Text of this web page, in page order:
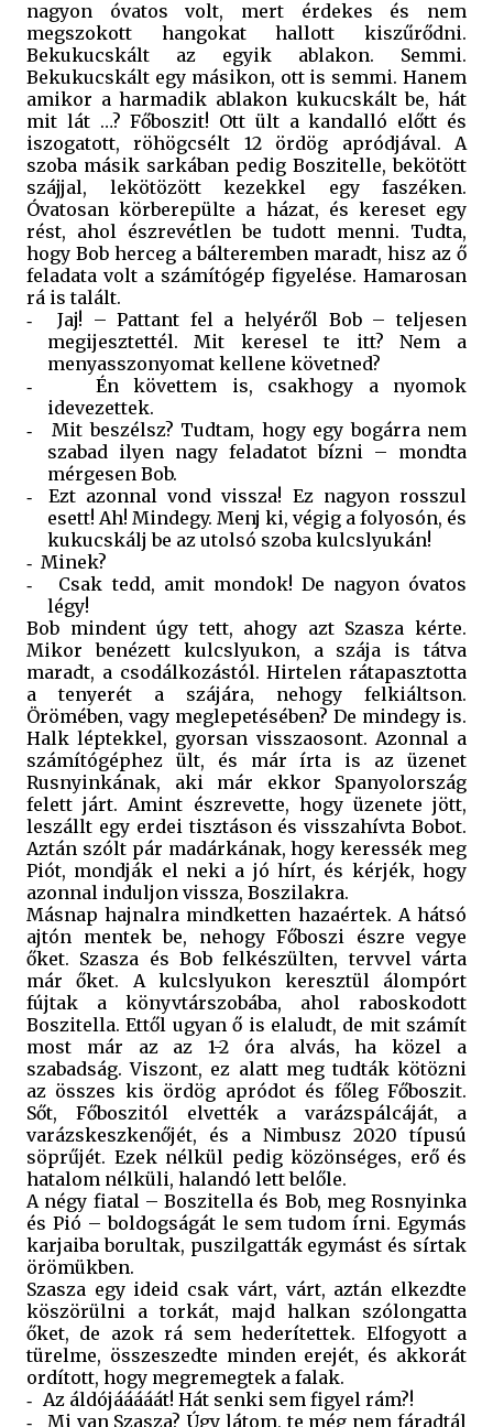
nagyon óvatos volt, mert érdekes és nem
megszokott hangokat hallott kiszűrődni.
Bekukucskált az egyik ablakon. Semmi.
Bekukucskált egy másikon, ott is semmi. Hanem
amikor a harmadik ablakon kukucskált be, hát
mit lát …? Főboszit! Ott ült a kandalló előtt és
iszogatott, röhögcsélt 12 ördög apródjával. A
szoba másik sarkában pedig Boszitelle, bekötött
szájjal, lekötözött kezekkel egy faszéken.
Óvatosan körberepülte a házat, és kereset egy
rést, ahol észrevétlen be tudott menni. Tudta,
hogy Bob herceg a bálteremben maradt, hisz az ő
feladata volt a számítógép figyelése. Hamarosan
rá is talált.
-
Jaj! – Pattant fel a helyéről Bob – teljesen
megijesztettél. Mit keresel te itt? Nem a
menyasszonyomat kellene követned?
-
Én követtem is, csakhogy a nyomok
idevezettek.
-
Mit beszélsz? Tudtam, hogy egy bogárra nem
szabad ilyen nagy feladatot bízni – mondta
mérgesen Bob.
-
Ezt azonnal vond vissza! Ez nagyon rosszul
esett! Ah! Mindegy. Menj ki, végig a folyosón, és
kukucskálj be az utolsó szoba kulcslyukán!
- Minek?
-
Csak tedd, amit mondok! De nagyon óvatos
légy!
Bob mindent úgy tett, ahogy azt Szasza kérte.
Mikor benézett kulcslyukon, a szája is tátva
maradt, a csodálkozástól. Hirtelen rátapasztotta
a tenyerét a szájára, nehogy felkiáltson.
Örömében, vagy meglepetésében? De mindegy is.
Halk léptekkel, gyorsan visszaosont. Azonnal a
számítógéphez ült, és már írta is az üzenet
Rusnyinkának, aki már ekkor Spanyolország
felett járt. Amint észrevette, hogy üzenete jött,
leszállt egy erdei tisztáson és visszahívta Bobot.
Aztán szólt pár madárkának, hogy keressék meg
Piót, mondják el neki a jó hírt, és kérjék, hogy
azonnal induljon vissza, Boszilakra.
Másnap hajnalra mindketten hazaértek. A hátsó
ajtón mentek be, nehogy Főboszi észre vegye
őket. Szasza és Bob felkészülten, tervvel várta
már őket. A kulcslyukon keresztül álompórt
fújtak a könyvtárszobába, ahol raboskodott
Boszitella. Ettől ugyan ő is elaludt, de mit számít
most már az az 1-2 óra alvás, ha közel a
szabadság. Viszont, ez alatt meg tudták kötözni
az összes kis ördög apródot és főleg Főboszit.
Sőt, Főboszitól elvették a varázspálcáját, a
varázskeszkenőjét, és a Nimbusz 2020 típusú
söprűjét. Ezek nélkül pedig közönséges, erő és
hatalom nélküli, halandó lett belőle.
A négy fiatal – Boszitella és Bob, meg Rosnyinka
és Pió – boldogságát le sem tudom írni. Egymás
karjaiba borultak, puszilgatták egymást és sírtak
örömükben.
Szasza egy ideid csak várt, várt, aztán elkezdte
köszörülni a torkát, majd halkan szólongatta
őket, de azok rá sem hederítettek. Elfogyott a
türelme, összeszedte minden erejét, és akkorát
ordított, hogy megremegtek a falak.
- Az áldójááááát! Hát senki sem figyel rám?!
-
Mi van Szasza? Úgy látom, te még nem fáradtál